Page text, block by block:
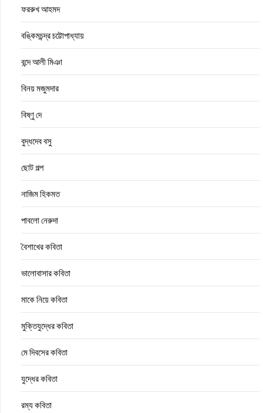
ফররুখ আহমদ
বঙ্কিমচন্দ্র চট্টোপাধ্যায়
বন্দে আলী মিঞা
বিনয় মজুমদার
বিষ্ণু দে
বুদ্ধদেব বসু
ছোট গল্প
নাজিম হিকমত
পাবলো নেরুদা
বৈশাখের কবিতা
ভালোবাসার কবিতা
মাকে নিয়ে কবিতা
মুক্তিযুদ্ধের কবিতা
মে দিবসের কবিতা
যুদ্ধের কবিতা
রম্য কবিতা